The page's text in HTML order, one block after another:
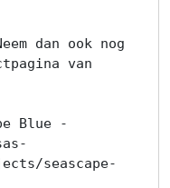
dan ook nog
van
Blue -
seascape-